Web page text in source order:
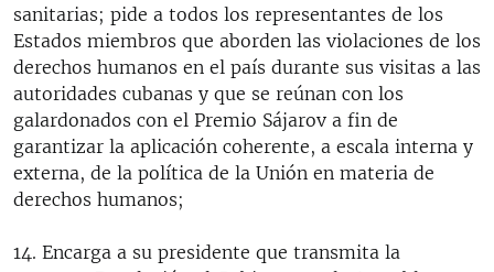
sanitarias; pide a todos los representantes de los
Estados miembros que aborden las violaciones de los
derechos humanos en el país durante sus visitas a las
autoridades cubanas y que se reúnan con los
galardonados con el Premio Sájarov a fin de
garantizar la aplicación coherente, a escala interna y
externa, de la política de la Unión en materia de
derechos humanos;
14. Encarga a su presidente que transmita la